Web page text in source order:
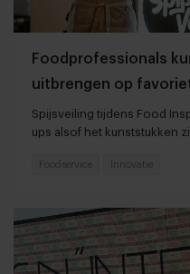
Foodprofessionals
uitbrengen op
Spijsveiling tijdens Food
ups alsof het kunststukken
Foodservice Innovatie